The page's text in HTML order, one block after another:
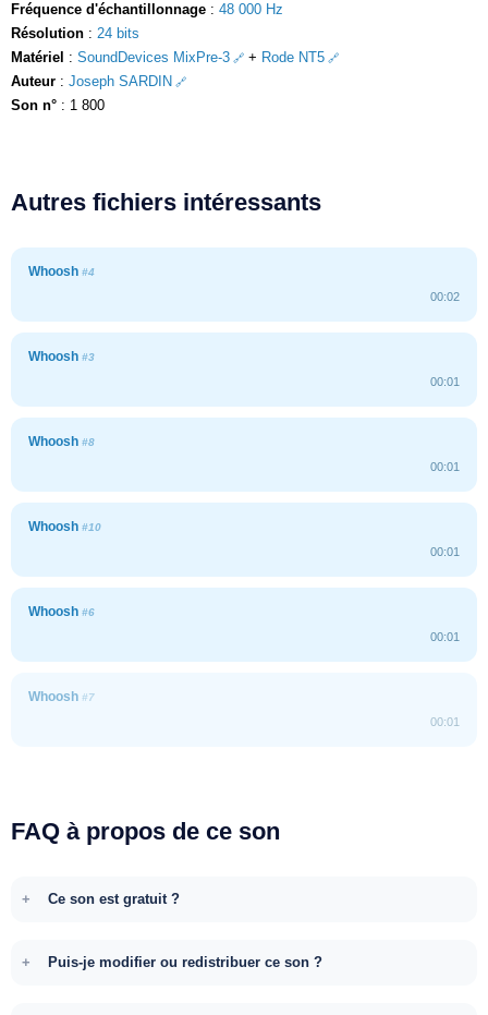
Fréquence d'échantillonnage : 48 000 Hz
Résolution : 24 bits
Matériel : SoundDevices MixPre-3 + Rode NT5
Auteur : Joseph SARDIN
Son n° : 1 800
Autres fichiers intéressants
Whoosh #4
00:02
Whoosh #3
00:01
Whoosh #8
00:01
Whoosh #10
00:01
Whoosh #6
00:01
Whoosh #7
00:01
FAQ à propos de ce son
Ce son est gratuit ?
Puis-je modifier ou redistribuer ce son ?